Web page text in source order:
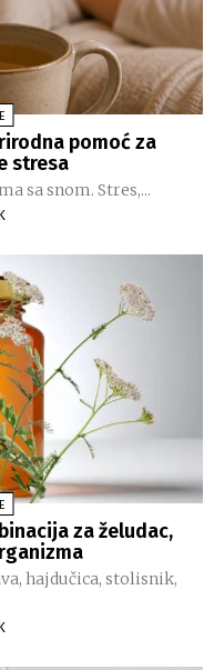
pomoć za
stresa
sa snom. Stres,...
za želudac,
hajdučica, stolisnik,